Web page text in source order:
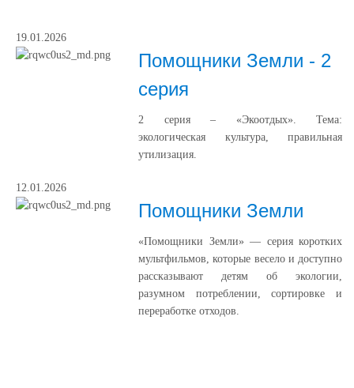
19.01.2026
Помощники Земли - 2
серия
2 серия – «Экоотдых». Тема:
экологическая культура, правильная
утилизация.
12.01.2026
Помощники Земли
«Помощники Земли» — серия коротких
мультфильмов, которые весело и доступно
рассказывают детям об экологии,
разумном потреблении, сортировке и
переработке отходов.